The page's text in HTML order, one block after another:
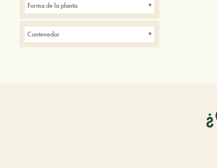
Forma de la planta
Contenedor